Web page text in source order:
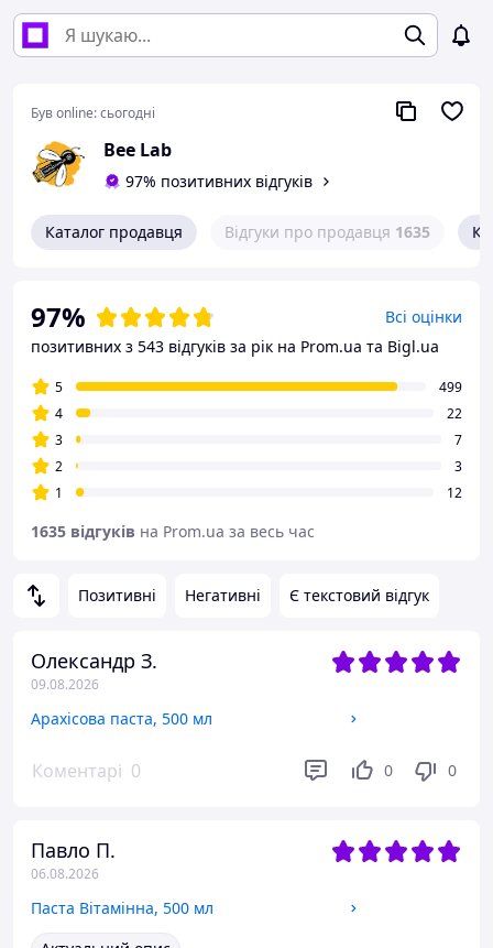
Був online:сьогодні
Bee Lab
97% позитивних відгуків
Каталог продавця Відгуки про продавця 1635
Позитивні Негативні Є текстовий відгук
Олександр З.
09.08.2026
Арахісова паста, 500 мл
Коментарі 0 0 0
Павло П.
06.08.2026
Паста Вітамінна, 500 мл
97%
Всі оцінки
позитивних з 543 відгуків за рік на Prom.ua та Bigl.ua
5
499
4
22
3
7
2
3
1
12
1635 відгуків на Prom.ua за весь час